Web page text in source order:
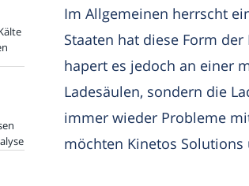
Im Allgemeinen herrscht
Staaten hat diese Form
hapert es jedoch an einer
Ladesäulen, sondern die
immer wieder Probleme
möchten Kinetos